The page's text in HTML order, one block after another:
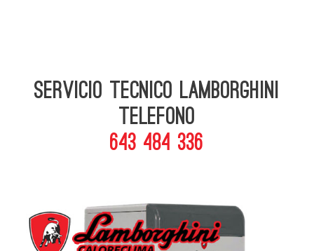
Servicio Tecnico Lamborghini
telefono
643 484 336